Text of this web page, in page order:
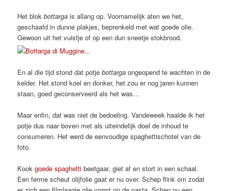
Het blokbottarga is allang op. Voornamelijk aten we het,
geschaafd in dunne plakjes, beprenkeld met wat goede olie.
Gewoon uit het vuistje of op een dun sneetje stokbrood.
En al die tijd stond dat potje bottarga ongeopend te wachten in de
kelder. Het stond koel en donker, het zou er nog jaren kunnen
staan, goed geconserveerd als het was…
Maar enfin, dat was niet de bedoeling. Vandeweek haalde ik het
potje dus naar boven met als uiteindelijk doel de inhoud te
consumeren. Het werd de eenvoudige spaghettischotel van de
foto.
Kookgoede spaghetti beetgaar, giet af en stort in een schaal.
Een ferme scheut olijfolie gaat er nu over. Schep flink om zodat